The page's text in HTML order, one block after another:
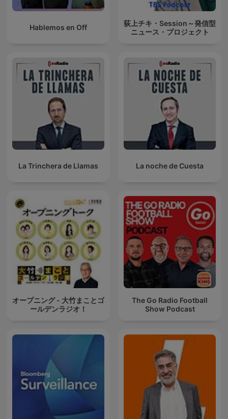
Hablemos en Off
荻上チキ・Session～発信型
ニュース・プロジェクト
La Trinchera de Llamas La noche de Cuesta
オープニング - 大竹まことゴ
ールデンラジオ！
The Go Radio Football
Show Podcast